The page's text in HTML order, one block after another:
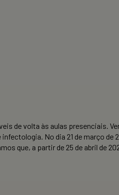
de volta às aulas presenciais.
No dia 21 de março
que, a partir de 25 de abril de